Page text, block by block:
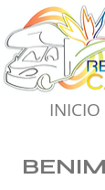
INICIO